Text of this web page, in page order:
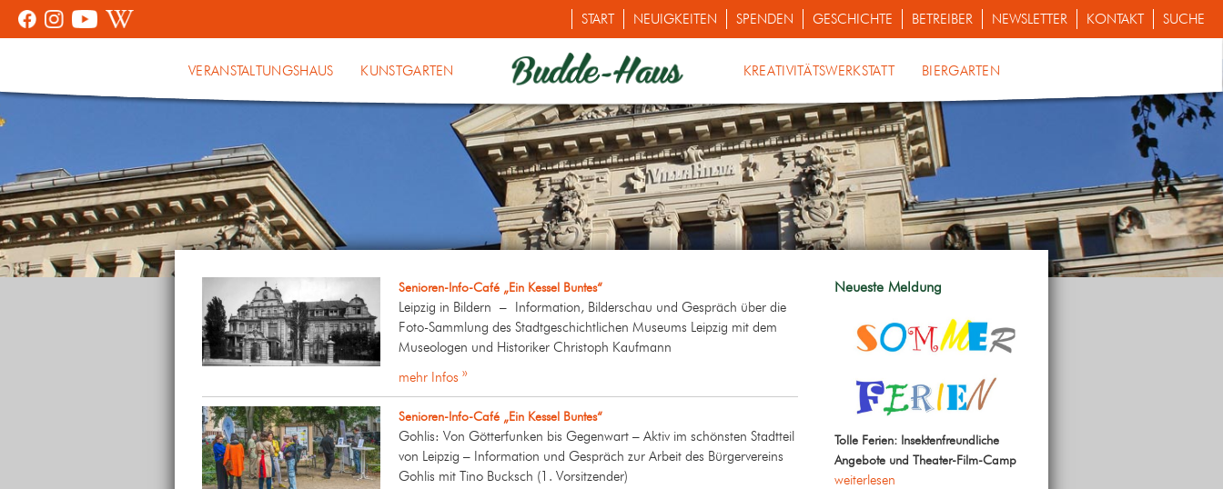
START NEUIGKEITEN SPENDEN GESCHICHTE BETREIBER NEWSLETTER KONTAKT SUCHE
VERANSTALTUNGSHAUS KUNSTGARTEN KREATIVITÄTSWERKSTATT BIERGARTEN
Senioren-Info-Café „Ein Kessel Buntes“
Leipzig in Bildern – Information, Bilderschau und Gespräch über die
Foto-Sammlung des Stadtgeschichtlichen Museums Leipzig mit dem
Museologen und Historiker Christoph Kaufmann
mehr Infos »
Senioren-Info-Café „Ein Kessel Buntes“
Gohlis: Von Götterfunken bis Gegenwart – Aktiv im schönsten Stadtteil
von Leipzig – Information und Gespräch zur Arbeit des Bürgervereins
Gohlis mit Tino Bucksch (1. Vorsitzender)
Neueste Meldung
Tolle Ferien: Insektenfreundliche
Angebote und Theater-Film-Camp
weiterlesen